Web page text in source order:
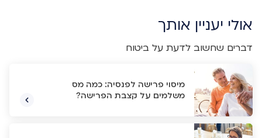
אולי יעניין אותך
דברים שחשוב לדעת על ביטוח
מיסוי פרישה לפנסיה: כמה מס
משלמים על קצבת הפרישה?